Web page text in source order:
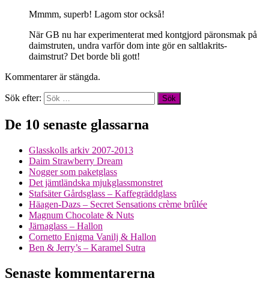
Mmmm, superb! Lagom stor också!
När GB nu har experimenterat med kontgjord päronsmak på
daimstruten, undra varför dom inte gör en saltlakrits-
daimstrut? Det borde bli gott!
Kommentarer är stängda.
Sök efter:
De 10 senaste glassarna
Glasskolls arkiv 2007-2013
Daim Strawberry Dream
Nogger som paketglass
Det jämtländska mjukglassmonstret
Stafsäter Gårdsglass – Kaffegräddglass
Häagen-Dazs – Secret Sensations crème brûlée
Magnum Chocolate & Nuts
Järnaglass – Hallon
Cornetto Enigma Vanilj & Hallon
Ben & Jerry’s – Karamel Sutra
Senaste kommentarerna